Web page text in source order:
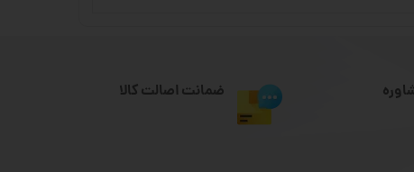
ضمانت اصالت کالا